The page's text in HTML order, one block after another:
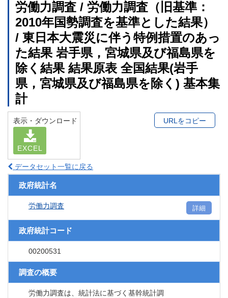
労働力調査 / 労働力調査（旧基準：
2010年国勢調査を基準とした結果）
/ 東日本大震災に伴う特例措置のあっ
た結果 岩手県，宮城県及び福島県を
除く結果 結果原表 全国結果(岩手
県，宮城県及び福島県を除く) 基本集
計
表示・ダウンロード
EXCEL
URLをコピー
データセット一覧に戻る
政府統計名
労働力調査 詳細
政府統計コード
00200531
調査の概要
労働力調査は、統計法に基づく基幹統計調